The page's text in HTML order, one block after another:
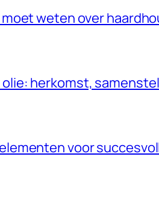
weten over
herkomst,
voor